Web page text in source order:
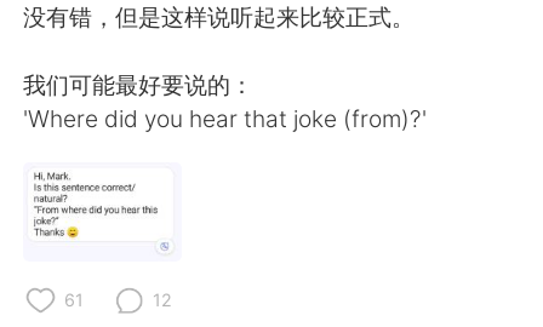
العربية Français
Deutsch 日本語
Indonesia
没有错，但是这样说听起来比较正式。
我们可能最好要说的：
'Where did you hear that joke (from)?'
61 12